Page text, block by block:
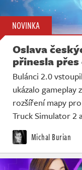
NOVINKA
Oslava
přinesla
Bulánci 2.0
ukázalo gameplay
rozšíření mapy
Truck Simulator 2
Michal Burian